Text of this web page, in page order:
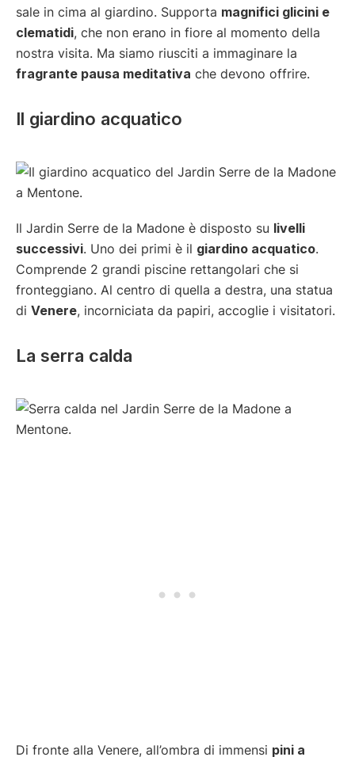
sale in cima al giardino. Supporta magnifici glicini e
clematidi, che non erano in fiore al momento della
nostra visita. Ma siamo riusciti a immaginare la
fragrante pausa meditativa che devono offrire.
Il giardino acquatico
Il Jardin Serre de la Madone è disposto su livelli
successivi. Uno dei primi è il giardino acquatico.
Comprende 2 grandi piscine rettangolari che si
fronteggiano. Al centro di quella a destra, una statua
di Venere, incorniciata da papiri, accoglie i visitatori.
La serra calda
Di fronte alla Venere, all’ombra di immensi pini a